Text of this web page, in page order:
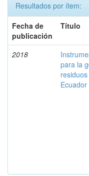
Resultados por ítem:
Fecha de
publicación
Título
2018
para la
Ecuador